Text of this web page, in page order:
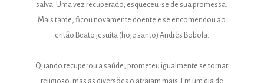
salva. Uma vez recuperado, esqueceu-se de sua promessa.
Mais tarde, ficou novamente doente e se encomendou ao
então Beato jesuíta (hoje santo) Andrés Bobola.
Quando recuperou a saúde, prometeu igualmente se tornar
religioso, mas as diversões o atraiam mais. Em um dia de